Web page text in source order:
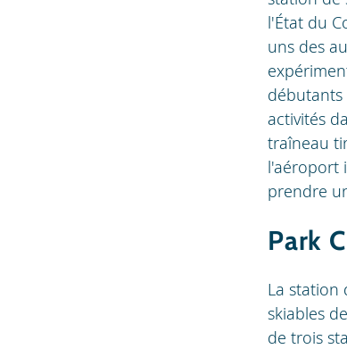
l'État du
uns des
débutants
activités
traîneau
l'aéroport
prendre
Park
La station
skiables
de trois